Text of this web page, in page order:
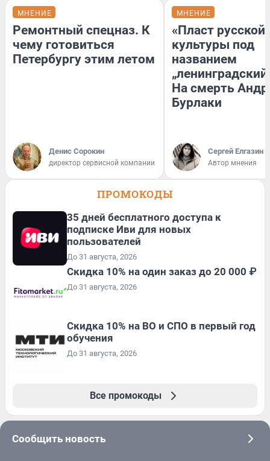
МНЕНИЕ
Ремонтный спецназ. К
чему готовиться
Петербургу этим летом
Денис Сорокин
директор сервисной компании
МНЕНИЕ
«Пласт русской
культуры под
названием
На смерть
Бурлаки
Сергей Елгазин
Автор мнения
ПРОМОКОДЫ
35 дней бесплатного доступа к
подписке Иви для новых
пользователей
До 31 августа, 2026
Скидка 10% на один заказ до 20 000 ₽
До 31 августа, 2026
Скидка 10% на ВО и СПО в первый год
обучения
До 31 августа, 2026
Все промокоды
Сообщить новость